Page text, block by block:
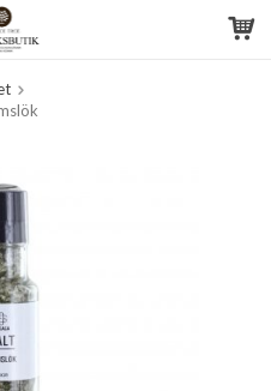
i varukorgen